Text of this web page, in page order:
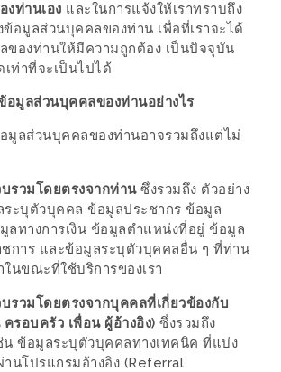
ร
งท่านเอง และในการแจ้งให้เราทราบถึง
ข้อมูลส่วนบุคคลของท่าน เพื่อที่เราจะได้
ของท่านให้มีความถูกต้อง เป็นปัจจุบัน
ท่าที่จะเป็นไปได้
อมูลส่วนบุคคลของท่านอย่างไร
มูลส่วนบุคคลของท่านอาจรวมถึงแต่ไม่
รวมโดยตรงจากท่าน ซึ่งรวมถึง ตัวอย่าง
ระบุตัวบุคคล ข้อมูลประชากร ข้อมูล
ลทางการเงิน ข้อมูลตำแหน่งที่อยู่ ข้อมูล
ชการ และข้อมูลระบุตัวบุคคลอื่น ๆ ที่ท่าน
ในขณะที่ใช้บริการของเรา
รวมโดยตรงจากบุคคลที่เกี่ยวข้องกับ
รอบครัว เพื่อน ผู้อ้างอิง) ซึ่งรวมถึง
น ข้อมูลระบุตัวบุคคลทางเทคนิค ที่แบ่ง
านโปรแกรมอ้างอิง (Referral